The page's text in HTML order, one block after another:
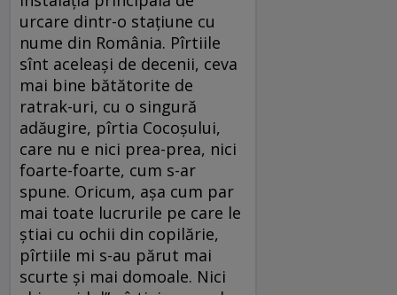
urcare dintr-o stațiune cu
nume din România. Pîrtiile
sînt aceleași de decenii, ceva
mai bine bătătorite de
ratrak-uri, cu o singură
adăugire, pîrtia Cocoșului,
care nu e nici prea-prea, nici
foarte-foarte, cum s-ar
spune. Oricum, așa cum par
mai toate lucrurile pe care le
știai cu ochii din copilărie,
pîrtiile mi s-au părut mai
scurte și mai domoale. Nici